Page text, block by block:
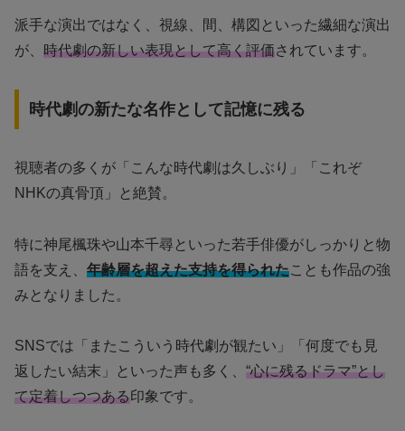
派手な演出ではなく、視線、間、構図といった繊細な演出
が、 時代劇の新しい表現として高く評価されています。
時代劇の新たな名作として記憶に残る
視聴者の多くが「こんな時代劇は久しぶり」「これぞ
NHKの真骨頂」と絶賛。
特に神尾楓珠や山本千尋といった若手俳優がしっかりと物
語を支え、 年齢層を超えた支持を得られたことも作品の強
みとなりました。
SNSでは「またこういう時代劇が観たい」「何度でも見
返したい結末」といった声も多く、 “心に残るドラマ”とし
て定着しつつある印象です。